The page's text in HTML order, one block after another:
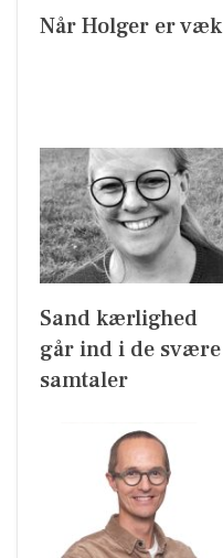
Når Holger er væk
Sand kærlighed
går ind i de svære
samtaler